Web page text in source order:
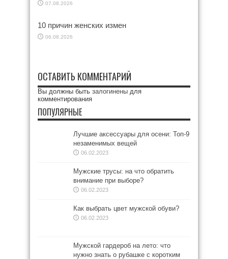
07.08.2026
10 причин женских измен
06.08.2026
ОСТАВИТЬ КОММЕНТАРИЙ
Вы должны быть залогинены для
комментирования
ПОПУЛЯРНЫЕ
Лучшие аксессуары для осени: Топ-9
незаменимых вещей
06.02.2023
Мужские трусы: на что обратить
внимание при выборе?
06.02.2023
Как выбрать цвет мужской обуви?
06.02.2023
Мужской гардероб на лето: что
нужно знать о рубашке с коротким